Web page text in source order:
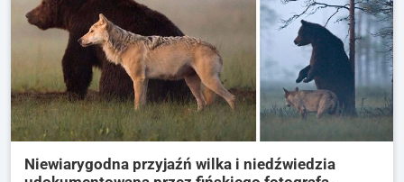
Niewiarygodna przyjaźń wilka i niedźwiedzia